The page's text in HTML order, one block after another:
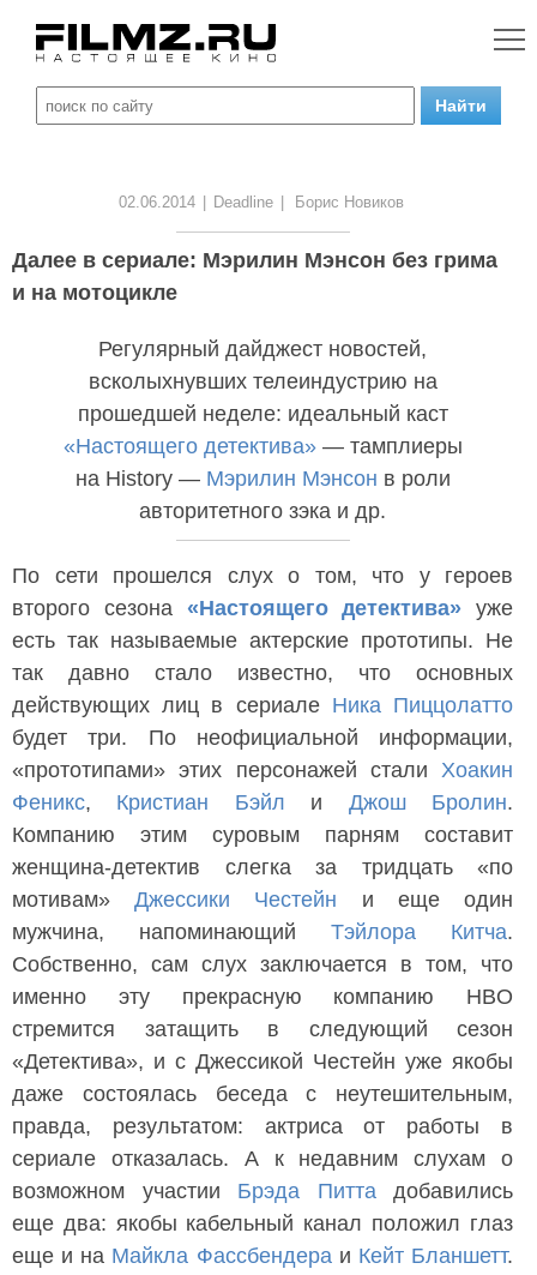
02.06.2014 Deadline Борис Новиков
Далее в сериале: Мэрилин Мэнсон без грима
и на мотоцикле
Регулярный дайджест новостей,
всколыхнувших телеиндустрию на
прошедшей неделе: идеальный каст
«Настоящего детектива»— тамплиеры
на History — Мэрилин Мэнсон в роли
авторитетного зэка и др.
По сети прошелся слух о том, что у героев
второго сезона «Настоящего детектива» уже
есть так называемые актерские прототипы. Не
так давно стало известно, что основных
действующих лиц в сериале Ника Пиццолатто
будет три. По неофициальной информации,
«прототипами» этих персонажей стали Хоакин
Феникс, Кристиан Бэйл и Джош Бролин.
Компанию этим суровым парням составит
женщина-детектив слегка за тридцать «по
мотивам»Джессики Честейн и еще один
мужчина, напоминающий Тэйлора Китча.
Собственно, сам слух заключается в том, что
именно эту прекрасную компанию HBO
стремится затащить в следующий сезон
«Детектива», и с Джессикой Честейн уже якобы
даже состоялась беседа с неутешительным,
правда, результатом: актриса от работы в
сериале отказалась. А к недавним слухам о
возможном участии Брэда Питтадобавились
еще два: якобы кабельный канал положил глаз
еще и на Майкла Фассбендераи Кейт Бланшетт.